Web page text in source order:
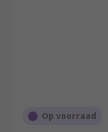
Op voorraad